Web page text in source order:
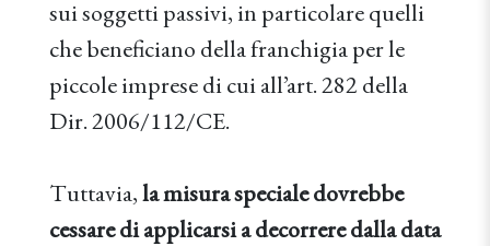
sui soggetti passivi, in particolare quelli
che beneficiano della franchigia per le
piccole imprese di cui all’art. 282 della
Dir. 2006/112/CE.
Tuttavia,la misura speciale dovrebbe
cessare di applicarsi a decorrere dalla data